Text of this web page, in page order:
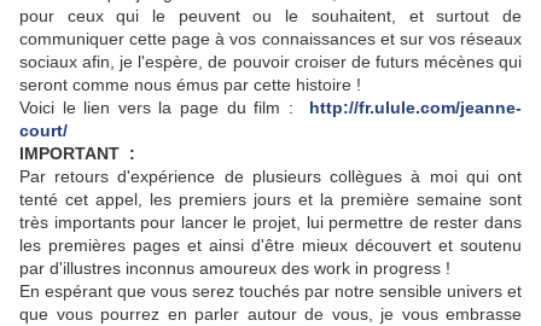
pour ceux qui le peuvent ou le souhaitent, et surtout de
communiquer cette page à vos connaissances et sur vos réseaux
sociaux afin, je l'espère, de pouvoir croiser de futurs mécènes qui
seront comme nous émus par cette histoire !
Voici le lien vers la page du film :
http://fr.ulule.com/jeanne-
court/
IMPORTANT :
Par retours d'expérience de plusieurs collègues à moi qui ont
tenté cet appel, les premiers jours et la première semaine sont
très importants pour lancer le projet, lui permettre de rester dans
les premières pages et ainsi d'être mieux découvert et soutenu
par d'illustres inconnus amoureux des work in progress !
En espérant que vous serez touchés par notre sensible univers et
que vous pourrez en parler autour de vous, je vous embrasse